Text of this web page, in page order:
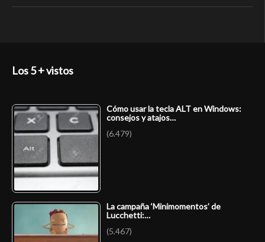
Los 5 + vistos
Cómo usar la tecla ALT en Windows:
consejos y atajos…
(6.479)
La campaña ‘Minimomentos’ de
Lucchetti:…
(5.467)